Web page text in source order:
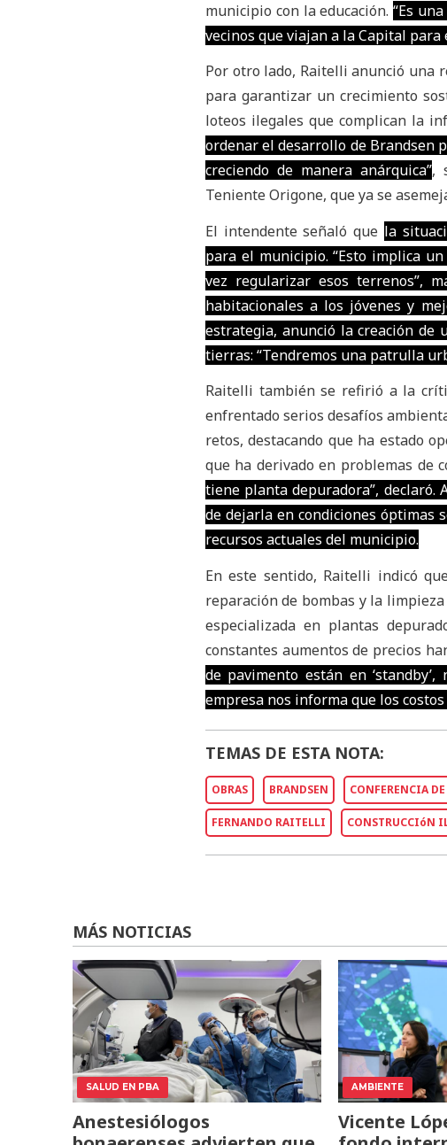
municipio con la educación.“Es
vecinos que viajan a la Capital para
Por otro lado, Raitelli anunció una
para garantizar un crecimiento
loteos ilegales que complican la
ordenar el desarrollo de Brandsen
creciendo de manera anárquica”,
Teniente Origone, que ya se
El intendente señaló que la
para el municipio. “Esto implica
vez regularizar esos terrenos”,
habitacionales a los jóvenes y
estrategia, anunció la creación de
tierras: “Tendremos una patrulla
Raitelli también se refirió a la
enfrentado serios desafíos
retos, destacando que ha estado
que ha derivado en problemas de
tiene planta depuradora”, declaró.
de dejarla en condiciones óptimas
recursos actuales del municipio.
En este sentido, Raitelli indicó
reparación de bombas y la
especializada en plantas
constantes aumentos de precios
de pavimento están en
empresa nos informa que los
TEMAS DE ESTA NOTA:
OBRAS BRANDSEN CONFERENCIA
FERNANDO RAITELLI CONSTRUCCIóN
MÁS NOTICIAS
SALUD EN PBA
Anestesiólogos
AMBIENTE
Vicente